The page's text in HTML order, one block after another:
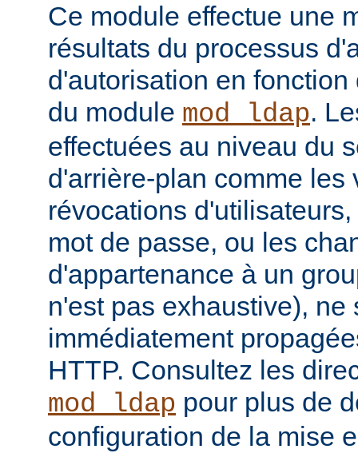
Ce module effectue une
résultats du processus
d'autorisation en
du module mod_ldap.
effectuées au niveau du
d'arrière-plan comme les
révocations
mot de passe, ou les
d'appartenance à un
n'est pas exhaustive), ne
immédiatement
HTTP. Consultez les
mod_ldap pour plus de
configuration de la mise